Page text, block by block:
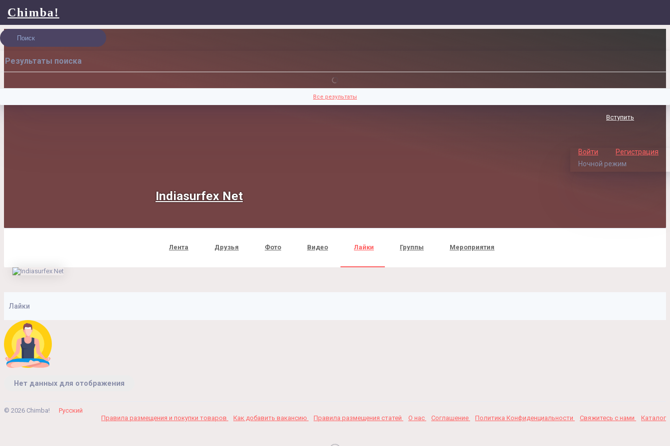
Chimba!
Результаты поиска
Все результаты
Вступить
Войти
Регистрация
Ночной режим
Indiasurfex Net
Лента Друзья Фото Видео Лайки Группы Мероприятия
Лайки
Нет данных для отображения
© 2026 Chimba!
Русский
Правила размещения и покупки товаров
Как добавить вакансию Правила размещения статей О нас Соглашение Политика Конфиденциальности Свяжитесь с нами Каталог